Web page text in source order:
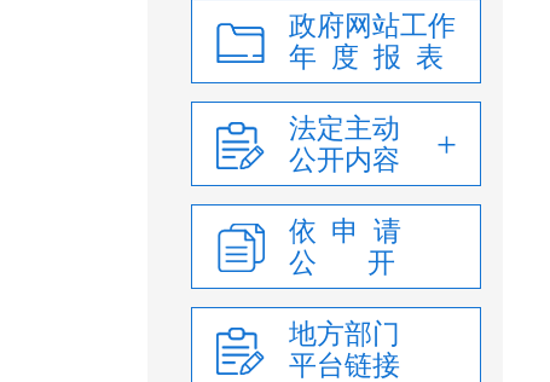
政府网站工作
年 度 报 表
法定主动
公开内容
依 申 请
公 开
地方部门
平台链接